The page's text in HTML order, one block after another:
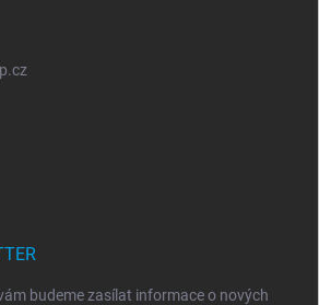
budeme zasílat informace o nových